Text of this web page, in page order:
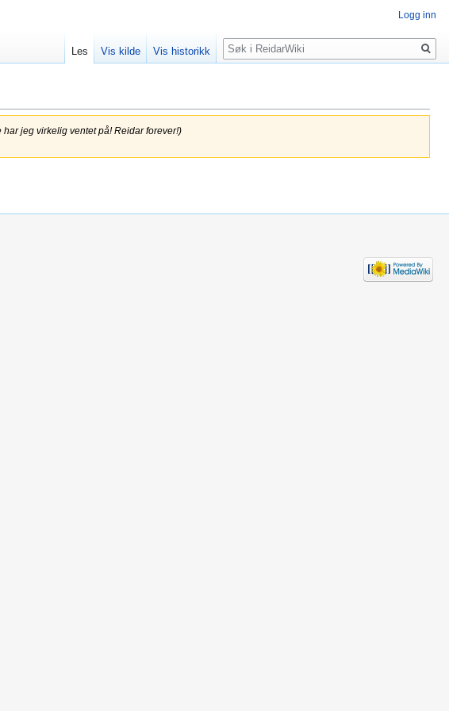
jeg virkelig ventet på! Reidar forever!)
Logg inn
Les Vis kilde Vis historikk
Søk